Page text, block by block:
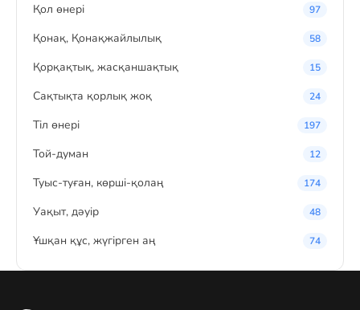
Қол өнері 97
Қонақ, Қонақжайлылық 58
Қорқақтық, жасқаншақтық 15
Сақтықта қорлық жоқ 24
Тіл өнері 197
Той-думан 12
Туыс-туған, көрші-қолаң 174
Уақыт, дәуір 48
Ұшқан құс, жүгірген аң 74